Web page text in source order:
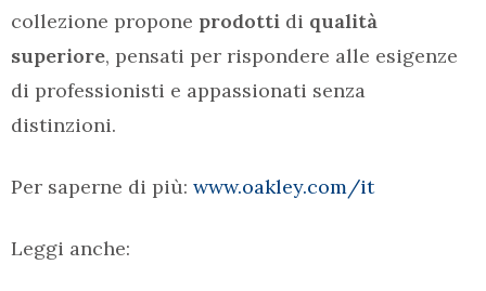
collezione propone prodotti di qualità
superiore, pensati per rispondere alle esigenze
di professionisti e appassionati senza
distinzioni.
Per saperne di più: www.oakley.com/it
Leggi anche: